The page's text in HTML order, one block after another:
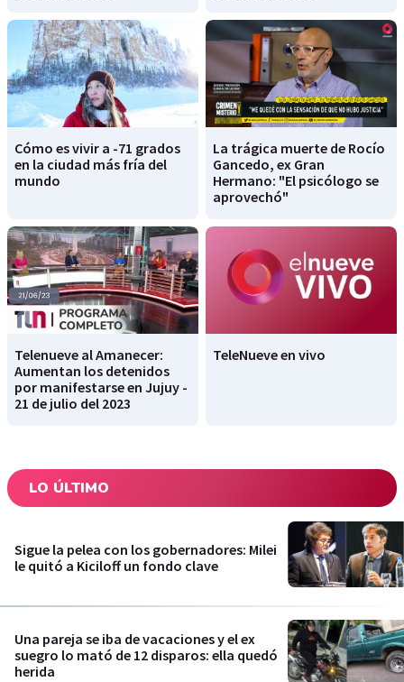
Cómo es vivir a -71 grados
en la ciudad más fría del
mundo
La trágica muerte de Rocío
Gancedo, ex Gran
Hermano: "El psicólogo se
aprovechó"
Telenueve al Amanecer:
Aumentan los detenidos
por manifestarse en Jujuy -
21 de julio del 2023
TeleNueve en vivo
LO ÚLTIMO
Sigue la pelea con los gobernadores: Milei
le quitó a Kiciloff un fondo clave
Una pareja se iba de vacaciones y el ex
suegro lo mató de 12 disparos: ella quedó
herida